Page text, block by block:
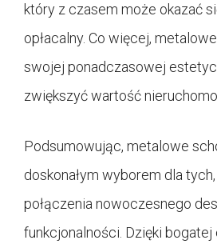
który z czasem może okazać
opłacalny. Co więcej,
swojej ponadczasowej
zwiększyć wartość
Podsumowując, metalowe
doskonałym wyborem dla
połączenia nowoczesnego
funkcjonalności. Dzięki